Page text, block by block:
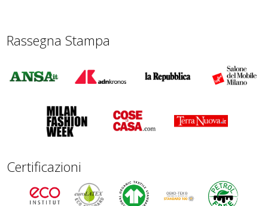
Rassegna Stampa
Certificazioni